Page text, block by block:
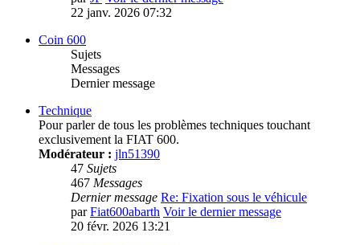
22 janv. 2026 07:32
Coin 600
Sujets
Messages
Dernier message
Technique
Pour parler de tous les problèmes techniques touchant
exclusivement la FIAT 600.
Modérateur : jln51390
47 Sujets
467 Messages
Dernier message Re: Fixation sous le véhicule
parFiat600abarth Voir le dernier message
20 févr. 2026 13:21